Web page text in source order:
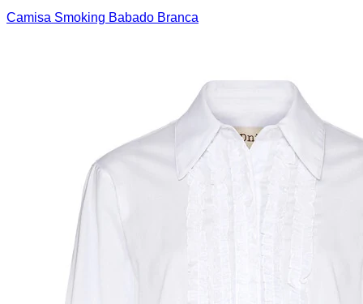
Camisa Smoking Babado Branca